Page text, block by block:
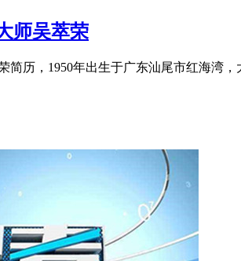
师吴萃荣
简历，1950年出生于广东汕尾市红海湾